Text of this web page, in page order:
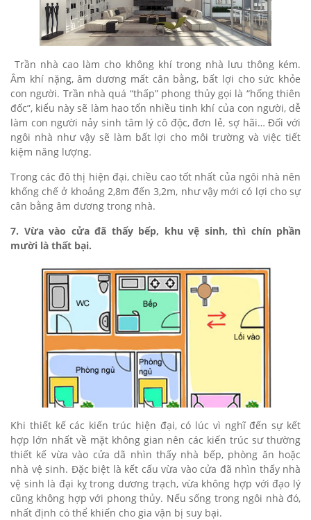
Trần nhà cao làm cho không khí trong nhà lưu thông kém.
Âm khí nặng, âm dương mất cân bằng, bất lợi cho sức khỏe
con người. Trần nhà quá “thấp” phong thủy gọi là “hống thiên
đốc”, kiểu này sẽ làm hao tổn nhiều tinh khí của con người, dễ
làm con người nảy sinh tâm lý cô độc, đơn lẻ, sợ hãi… Đối với
ngôi nhà như vậy sẽ làm bất lợi cho môi trường và việc tiết
kiệm năng lượng.
Trong các đô thị hiện đại, chiều cao tốt nhất của ngôi nhà nên
khống chế ở khoảng 2,8m đến 3,2m, như vậy mới có lợi cho sự
cân bằng âm dương trong nhà.
7. Vừa vào cửa đã thấy bếp, khu vệ sinh, thì chín phần
mười là thất bại.
Khi thiết kế các kiến trúc hiện đại, có lúc vì nghĩ đến sự kết
hợp lớn nhất về mặt không gian nên các kiến trúc sư thường
thiết kế vừa vào cửa dã nhìn thấy nhà bếp, phòng ăn hoặc
nhà vệ sinh. Đặc biệt là kết cấu vừa vào cửa đã nhìn thấy nhà
vệ sinh là đại kỵ trong dương trạch, vừa không hợp với đạo lý
cũng không hợp với phong thủy. Nếu sống trong ngôi nhà đó,
nhất định có thể khiến cho gia vận bị suy bại.